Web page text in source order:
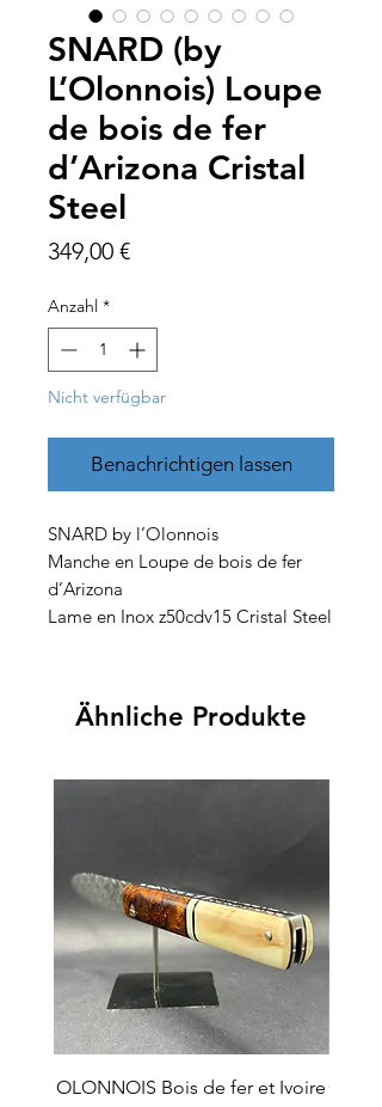
SNARD (by
L’Olonnois) Loupe
de bois de fer
d’Arizona Cristal
Steel
349,00 €Preis
Anzahl *
Nicht verfügbar
Benachrichtigen lassen
SNARD by l’Olonnois
Manche en Loupe de bois de fer
d’Arizona
Lame en Inox z50cdv15 Cristal Steel
Ähnliche Produkte
OLONNOIS Bois de fer et Ivoire